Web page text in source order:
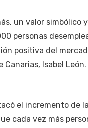
un valor
personas
positiva del
Canarias, Isabel León.
el incremento de
cada vez más